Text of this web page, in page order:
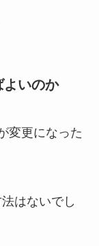
よいのか
変更になった
はないでし